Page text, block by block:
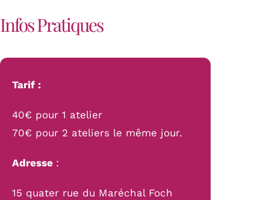
Infos Pratiques
Tarif :
40€ pour 1 atelier
70€ pour 2 ateliers le même jour.
Adresse :
15 quater rue du Maréchal Foch